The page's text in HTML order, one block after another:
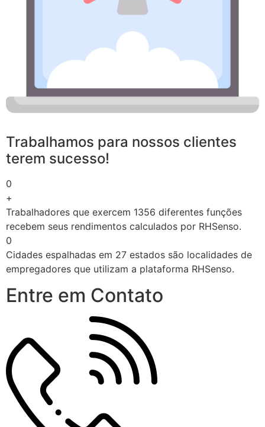
Trabalhamos para nossos clientes
terem sucesso!
0
+
Trabalhadores que exercem 1356 diferentes funções
recebem seus rendimentos calculados por RHSenso.
0
Cidades espalhadas em 27 estados são localidades de
empregadores que utilizam a plataforma RHSenso.
Entre em Contato